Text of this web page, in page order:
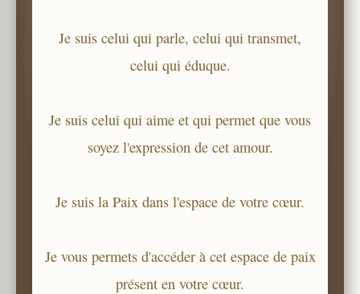
Je suis celui qui parle, celui qui transmet,
celui qui éduque.
Je suis celui qui aime et qui permet que vous
soyez l'expression de cet amour.
Je suis la Paix dans l'espace de votre cœur.
Je vous permets d'accéder à cet espace de paix
présent en votre cœur.